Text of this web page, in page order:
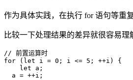
作为具体实践，在执行 for 语句等重
比较一下处理结果的差异就很容易理
// 前置运算时
for (let i = 0; i <= 5; ++i) {
    let a;
  a = ++i;